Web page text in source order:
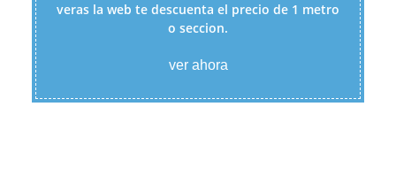
veras la web te descuenta el precio de 1 metro
o seccion.
ver ahora